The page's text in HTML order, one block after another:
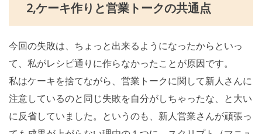
2,ケーキ作りと営業トークの共通点
今回の失敗は、ちょっと出来るようになったからといっ
て、私がレシピ通りに作らなかったことが原因です。
私はケーキを捨てながら、営業トークに関して新人さんに
注意しているのと同じ失敗を自分がしちゃったな、と大い
に反省していました。というのも、新人営業さんが頑張っ